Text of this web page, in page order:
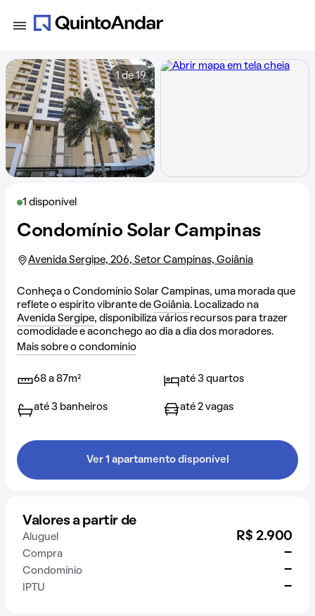
1 disponível
Condomínio Solar Campinas
Avenida Sergipe, 206, Setor Campinas, Goiânia
Conheça o Condomínio Solar Campinas, uma morada que
reflete o espírito vibrante de Goiânia. Localizado na
Avenida Sergipe, disponibiliza vários recursos para trazer
comodidade e aconchego ao dia a dia dos moradores.
Mais sobre o condomínio
68 a 87m² até 3 quartos
até 3 banheiros até 2 vagas
Ver 1 apartamento disponível
Valores a partir de
Aluguel R$ 2.900
Compra -
Condomínio -
IPTU -
1 de 19